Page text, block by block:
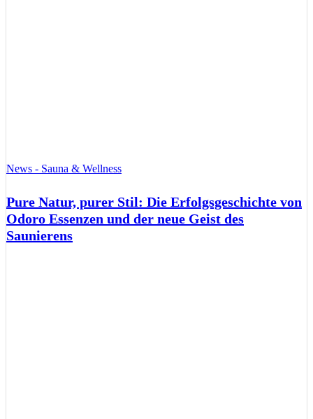
News - Sauna & Wellness
Pure Natur, purer Stil: Die Erfolgsgeschichte von
Odoro Essenzen und der neue Geist des
Saunierens